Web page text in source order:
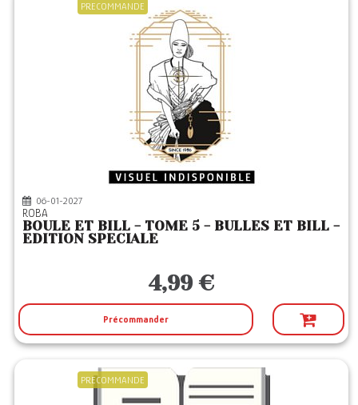
PRECOMMANDE
06-01-2027
ROBA
BOULE ET BILL - TOME 5 - BULLES ET BILL -
EDITION SPECIALE
4,99 €
Précommander
PRECOMMANDE